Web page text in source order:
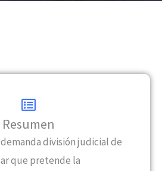
Resumen
división judicial de
que pretende la